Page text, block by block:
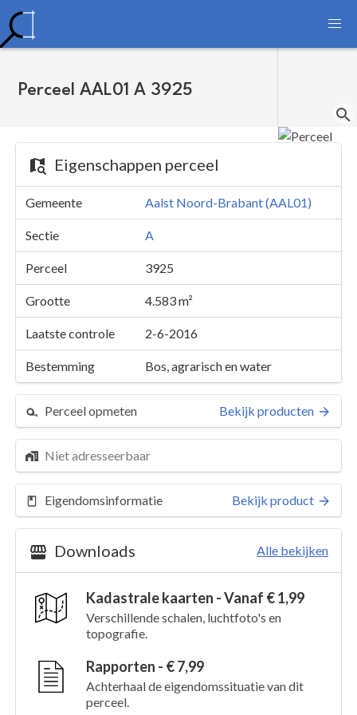
Perceel AAL01 A 3925
Eigenschappen perceel
Gemeente Aalst Noord-Brabant (AAL01)
Sectie A
Perceel 3925
Grootte 4.583 m²
Laatste controle 2-6-2016
Bestemming Bos, agrarisch en water
Perceel opmeten Bekijk producten
Niet adresseerbaar
Eigendomsinformatie Bekijk product
Downloads Alle bekijken
Kadastrale kaarten - Vanaf € 1,99
Verschillende schalen, luchtfoto's en
topografie.
Rapporten - € 7,99
Achterhaal de eigendomssituatie van dit
perceel.
Perceel 3925
Kaarten en rapporten